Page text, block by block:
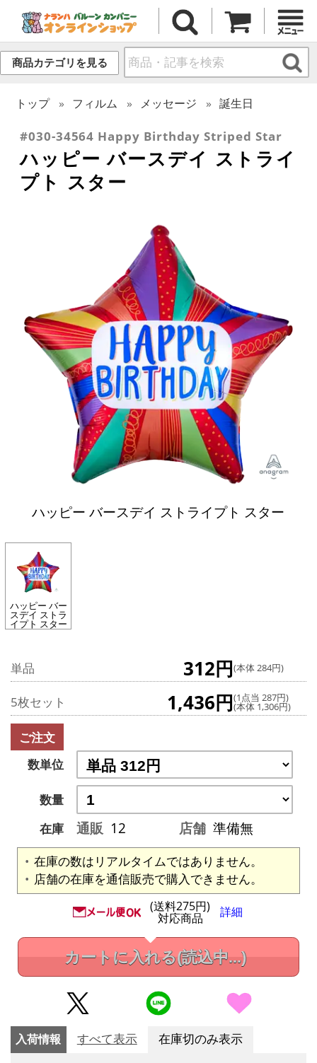
商品カテゴリを見る
トップ フィルム メッセージ 誕生日
#030-34564 Happy Birthday Striped Star
ハッピー バースデイ ストライ
プト スター
ハッピー バースデイ ストライプト スター
ハッピー バー
スデイ ストラ
イプト スター
単品 312円(本体 284円)
5枚セット 1,436円(1点当 287円)
(本体 1,306円)
ご注文
数単位
数量
在庫
通販 12 店舗 準備無
在庫の数はリアルタイムではありません。
店舗の在庫を通信販売で購入できません。
(送料275円)
対応商品 詳細
カートに入れる(読込中...)
入荷情報 すべて表示 在庫切のみ表示